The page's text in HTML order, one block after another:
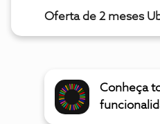
Oferta de 2 meses
Conheça